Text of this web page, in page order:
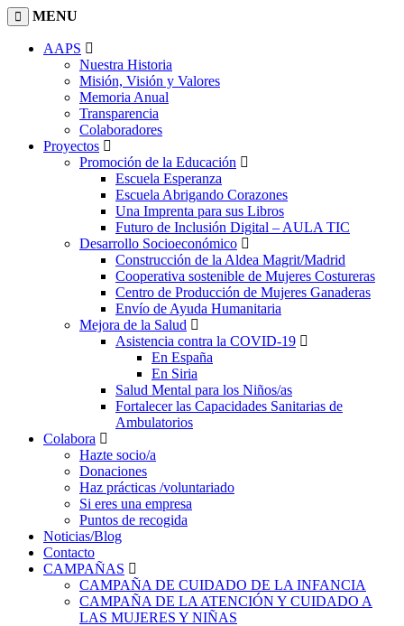
MENU
AAPS
Nuestra Historia
Misión, Visión y Valores
Memoria Anual
Transparencia
Colaboradores
Proyectos
Promoción de la Educación
Escuela Esperanza
Escuela Abrigando Corazones
Una Imprenta para sus Libros
Futuro de Inclusión Digital – AULA TIC
Desarrollo Socioeconómico
Construcción de la Aldea Magrit/Madrid
Cooperativa sostenible de Mujeres Costureras
Centro de Producción de Mujeres Ganaderas
Envío de Ayuda Humanitaria
Mejora de la Salud
Asistencia contra la COVID-19
En España
En Siria
Salud Mental para los Niños/as
Fortalecer las Capacidades Sanitarias de
Ambulatorios
Colabora
Hazte socio/a
Donaciones
Haz prácticas /voluntariado
Si eres una empresa
Puntos de recogida
Noticias/Blog
Contacto
CAMPAÑAS
CAMPAÑA DE CUIDADO DE LA INFANCIA
CAMPAÑA DE LA ATENCIÓN Y CUIDADO A
LAS MUJERES Y NIÑAS